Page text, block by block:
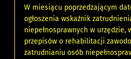
W miesiącu poprzedzającym
ogłoszenia wskaźnik
niepełnosprawnych w urzędzie,
przepisów o rehabilitacji
zatrudnianiu osób